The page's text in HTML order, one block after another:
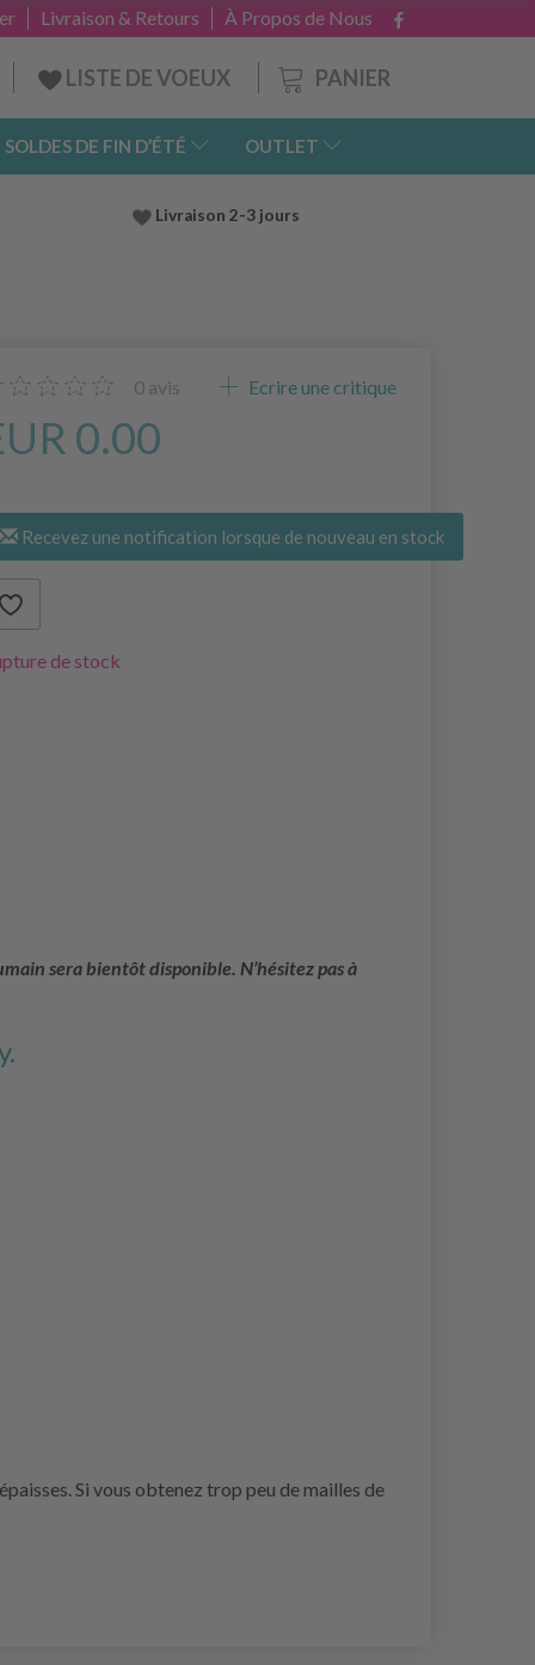
À Propos de Nous
Livraison & Retours
PANIER
LISTE DE VOEUX
SOLDES DE FIN D’ÉTÉ OUTLET
Livraison 2-3 jours
0 avis Ecrire une critique
0.00
Recevez une notification lorsque de nouveau en stock
de stock
sera bientôt disponible. N’hésitez pas à
Si vous obtenez trop peu de mailles de